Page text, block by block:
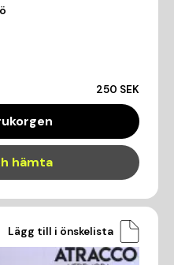
250 SEK
hämta
Lägg till i önskelista